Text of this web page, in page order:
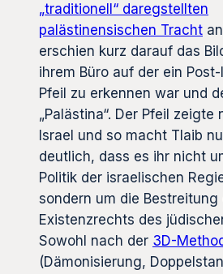
„traditionell“ daregstellten
palästinensischen Tracht
erschien kurz darauf das
ihrem Büro auf der ein
Pfeil zu erkennen war und
„Palästina“. Der Pfeil
Israel und so macht Tlaib
deutlich, dass es ihr nicht
Politik der israelischen
sondern um die Bestreitung
Existenzrechts des
Sowohl nach der 3D-
(Dämonisierung,